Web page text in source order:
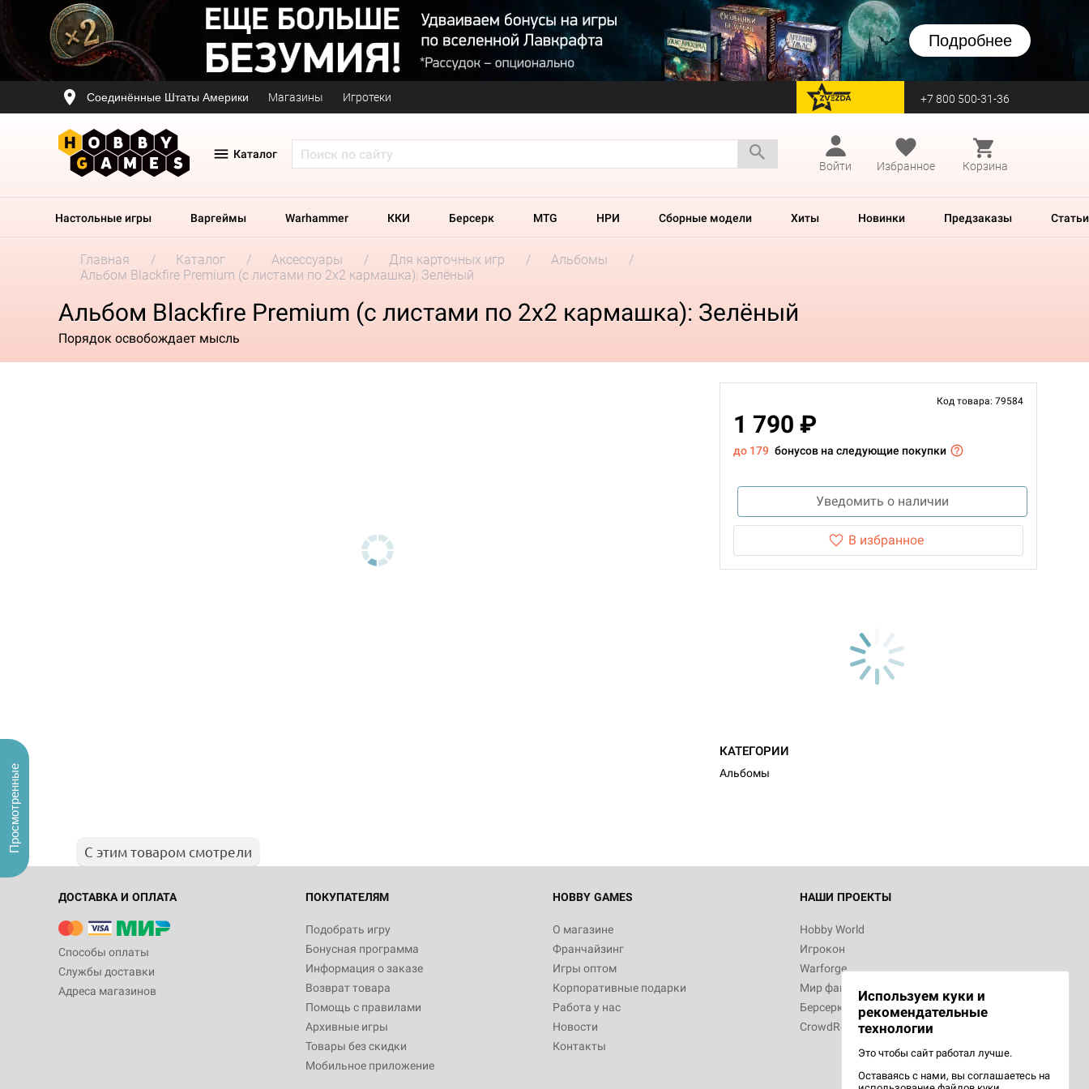
Подробнее
Соединённые Штаты Америки Магазины Игротеки перейти на Zvezda +7 800 500-31-36
Каталог
Войти
Избранное Корзина
Настольные игры Варгеймы Warhammer ККИ Берсерк MTG НРИ Сборные модели Хиты Новинки Предзаказы Статьи
Главная Каталог Аксессуары Для карточных игр
Альбомы
Альбом Blackfire Premium (с листами по 2x2 кармашка): Зелёный
Альбом Blackfire Premium (с листами по 2x2 кармашка): Зелёный
Порядок освобождает мысль
Код товара: 79584
1 790 ₽
до 179 бонусов на следующие покупки
Уведомить о наличии
В избранное
КАТЕГОРИИ
Альбомы
С этим товаром смотрели
ДОСТАВКА И ОПЛАТА
Способы оплаты
Службы доставки
Адреса магазинов
ПОКУПАТЕЛЯМ
Подобрать игру
Бонусная программа
Информация о заказе
Возврат товара
Помощь с правилами
Архивные игры
Товары без скидки
Мобильное приложение
HOBBY GAMES
О магазине
Франчайзинг
Игры оптом
Корпоративные подарки
Работа у нас
Новости
Контакты
НАШИ ПРОЕКТЫ
Hobby World
Игрокон
Warforge
Мир фантастики
Берсерк
CrowdRepublic
Используем куки и
рекомендательные
технологии
Это чтобы сайт работал лучше.
Оставаясь с нами, вы соглашаетесь на
Просмотренные
Настольная игра Hobby World Монстры
Белая смерть
12 990
Настольная игра Hobby World Берсерк.
3 490